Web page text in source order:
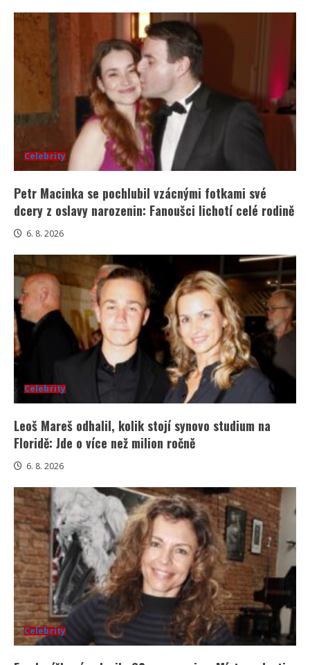
Celebrity
Petr Macinka se pochlubil vzácnými fotkami své
dcery z oslavy narozenin: Fanoušci lichotí celé rodině
6. 8. 2026
Celebrity
Leoš Mareš odhalil, kolik stojí synovo studium na
Floridě: Jde o více než milion ročně
6. 8. 2026
Celebrity